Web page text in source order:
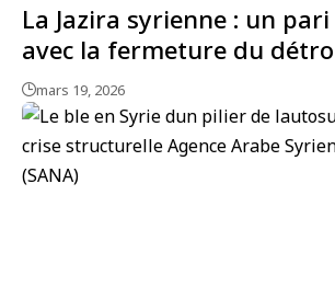
La Jazira syrienne : un
avec la fermeture du
mars 19, 2026